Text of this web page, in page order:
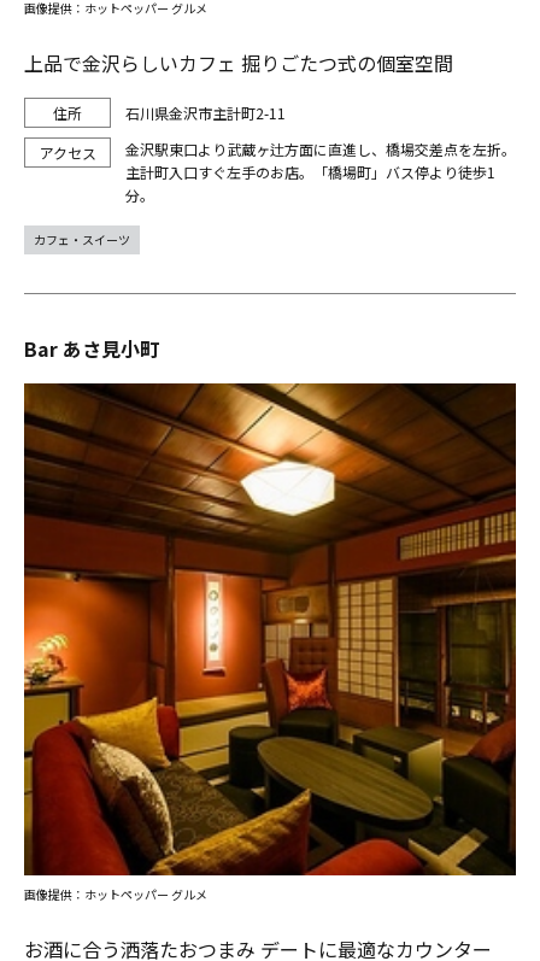
上品で金沢らしいカフェ 掘りごたつ式の個室空間
石川県金沢市主計町2-11
金沢駅東口より武蔵ヶ辻方面に直進し、橋場交差点を左折。
主計町入口すぐ左手のお店。「橋場町」バス停より徒歩1
分。
画像提供：ホットペッパー グルメ
カフェ・スイーツ
Bar あさ見小町
お酒に合う洒落たおつまみ デートに最適なカウンター
画像提供：ホットペッパー グルメ